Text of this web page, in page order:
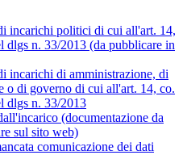
incarichi politici di cui all'art. 14,
dlgs n. 33/2013 (da pubblicare in
incarichi di amministrazione, di
o di governo di cui all'art. 14, co.
dlgs n. 33/2013
(documentazione da
sul sito web)
comunicazione dei dati